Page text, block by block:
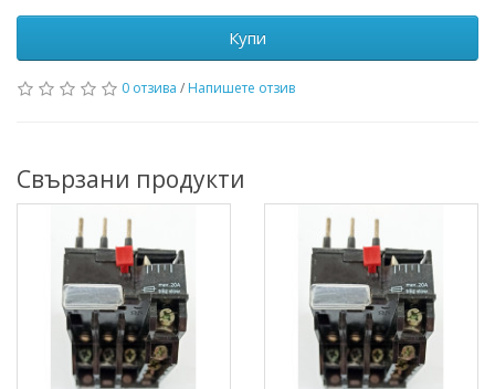
Купи
0 отзива / Напишете отзив
Свързани продукти